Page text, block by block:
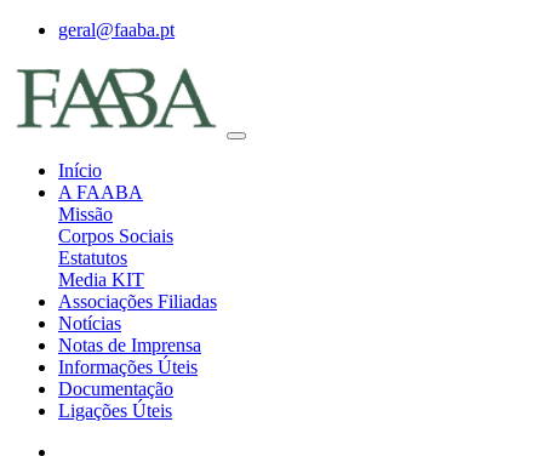
geral@faaba.pt
Início
A FAABA
Missão
Corpos Sociais
Estatutos
Media KIT
Associações Filiadas
Notícias
Notas de Imprensa
Informações Úteis
Documentação
Ligações Úteis